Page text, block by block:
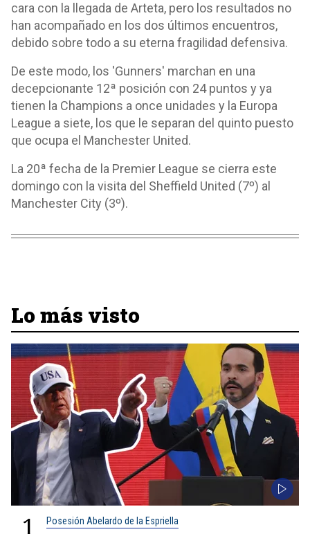
cara con la llegada de Arteta, pero los resultados no
han acompañado en los dos últimos encuentros,
debido sobre todo a su eterna fragilidad defensiva.
De este modo, los 'Gunners' marchan en una
decepcionante 12ª posición con 24 puntos y ya
tienen la Champions a once unidades y la Europa
League a siete, los que le separan del quinto puesto
que ocupa el Manchester United.
La 20ª fecha de la Premier League se cierra este
domingo con la visita del Sheffield United (7º) al
Manchester City (3º).
Lo más visto
1 Posesión Abelardo de la Espriella